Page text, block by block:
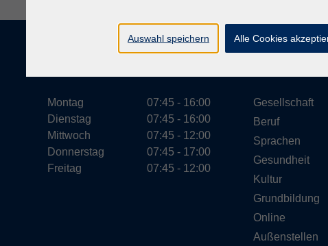
Montag
Dienstag
Mittwoch
Donnerstag
Freitag
07:45 - 16:00
07:45 - 16:00
07:45 - 12:00
07:45 - 17:00
07:45 - 12:00
Gesellschaft
Beruf
Sprachen
Gesundheit
Kultur
Grundbildung
Online
Außenstellen
Auswahl speichern Alle Cookies